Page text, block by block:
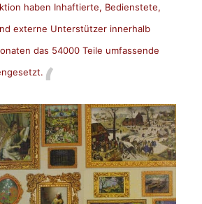
haben Inhaftierte, Bedienstete,
externe Unterstützer innerhalb
das 54000 Teile umfassende